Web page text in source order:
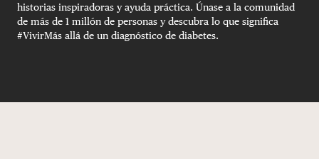
historias inspiradoras y ayuda práctica. Únase a la comunidad
de más de 1 millón de personas y descubra lo que significa
#VivirMás allá de un diagnóstico de diabetes.